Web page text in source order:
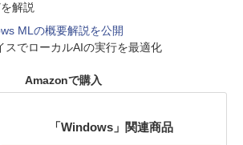
解説
MLの概要解説を公開
スでローカルAIの実行を最適化
Amazonで購入
「Windows」関連商品